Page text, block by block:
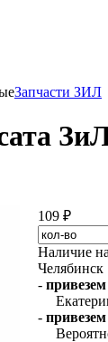
Запчасти ЗИЛ
109 ₽
Наличие
Челябинск
- привезем
- привезем